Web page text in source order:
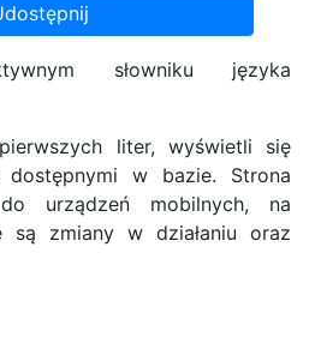
słowniku języka
liter, wyświetli się
dostępnymi w bazie. Strona
urządzeń mobilnych, na
są zmiany w działaniu oraz